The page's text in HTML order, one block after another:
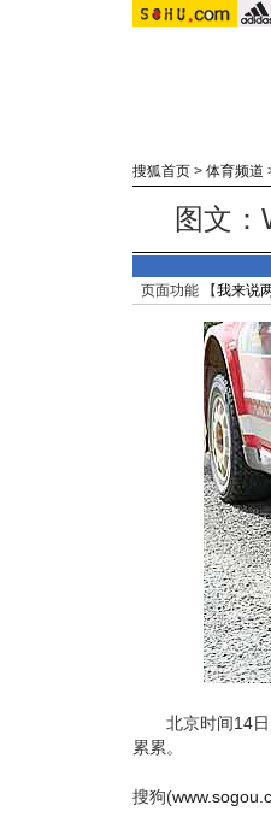
搜狐首页 > 体育频道
图文
页面功能 【我来说
北京时间14日
累累。
搜狗(